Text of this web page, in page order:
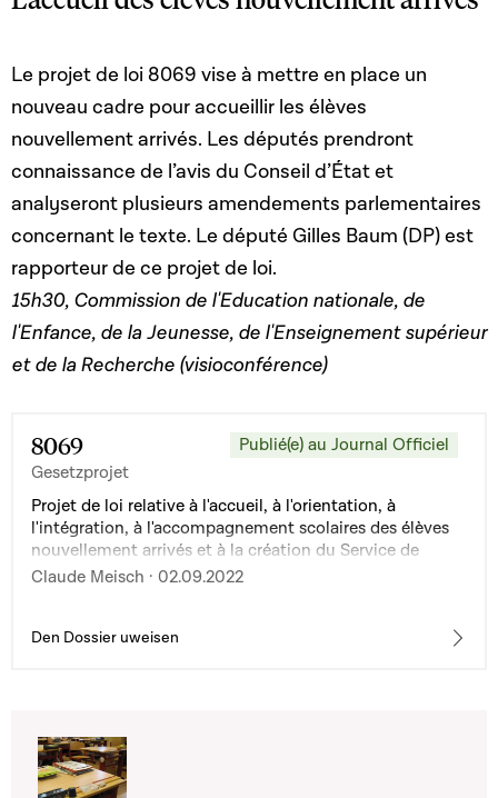
Le projet de loi 8069 vise à mettre en place un
nouveau cadre pour accueillir les élèves
nouvellement arrivés. Les députés prendront
connaissance de l’avis du Conseil d’État et
analyseront plusieurs amendements parlementaires
concernant le texte. Le député Gilles Baum (DP) est
rapporteur de ce projet de loi.
15h30, Commission de l'Education nationale, de
l'Enfance, de la Jeunesse, de l'Enseignement supérieur
et de la Recherche (visioconférence)
8069
Gesetzprojet
Publié(e) au Journal Officiel
Projet de loi relative à l'accueil, à l'orientation, à
l'intégration, à l'accompagnement scolaires des élèves
nouvellement arrivés et à la création du Service de
l'intégration et de l'accueil scolaires et modifiant : 1° la
organisation de l'enseignement fondamental
Claude Meisch · 02.09.2022
Den Dossier uweisen